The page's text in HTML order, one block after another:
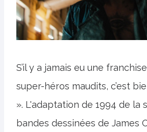
S’il y a jamais eu une
super-héros maudits, c’est
». L'adaptation de 1994 de la
bandes dessinées de James